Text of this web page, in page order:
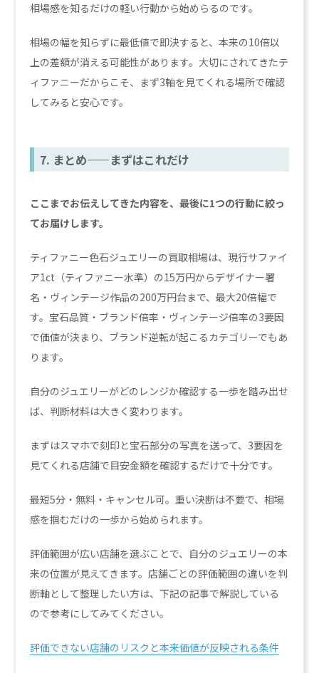
相場感を知るだけの軽い行動から始めらるのです。
相場の幅を知らずに最低値で即決すると、本来の10倍以
上の差額が消える可能性があります。大切にされてきたテ
ィファニーだからこそ、まず3軸を見てくれる場所で確認
してみると安心です。
7. まとめ——まずはこれだけ
ここまでお伝えしてきた内容を、最後に1つの行動に絞っ
てお届けします。
ティファニー色石ジュエリーの買取相場は、現行サファイ
ア1ct（ティファニー水準）の15万円からデザイナー署
名・ヴィンテージ作品の200万円台まで、最大20倍幅で
す。宝石品質・ブランド倍率・ヴィンテージ倍率の3要因
で価値が決まり、ブランド逆転が起こるカテゴリーでもあ
ります。
自分のジュエリーがどのレンジか確認する一歩を踏み出せ
ば、判断材料は大きく変わります。
まずはスマホで刻印と宝石部分の写真を送って、3要因を
見てくれる店舗で目安金額を確認するだけで十分です。
最短5分・無料・キャンセル可。重い決断は不要で、相場
感を掴むだけの一歩から始められます。
評価範囲が広い店舗を選ぶことで、自分のジュエリーの本
来の位置が見えてきます。店舗ごとの評価範囲の違いを判
断軸として整理したい方は、下記の記事で解説している
ので参考にしてみてください。
評価できない店舗のリスクと本来価値が反映される条件